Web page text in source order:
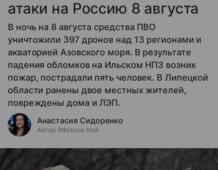
атаки на Россию 8 августа
В ночь на 8 августа средства ПВО
уничтожили 397 дронов над 13 регионами и
акваторией Азовского моря. В результате
падения обломков на Ильском НПЗ возник
пожар, пострадали пять человек. В Липецкой
области ранены двое местных жителей,
повреждены дома и ЛЭП.
Анастасия Сидоренко
Автор ВФокусе Mail